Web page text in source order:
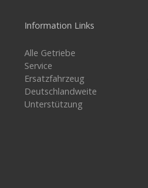
Information Links
Alle Getriebe
Service
Ersatzfahrzeug
Deutschlandweite
Unterstützung